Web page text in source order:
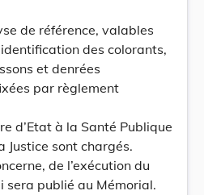
de référence, valables
des colorants,
et denrées
par règlement
d’Etat à la Santé Publique
Justice sont chargés.
de l’exécution du
sera publié au Mémorial.